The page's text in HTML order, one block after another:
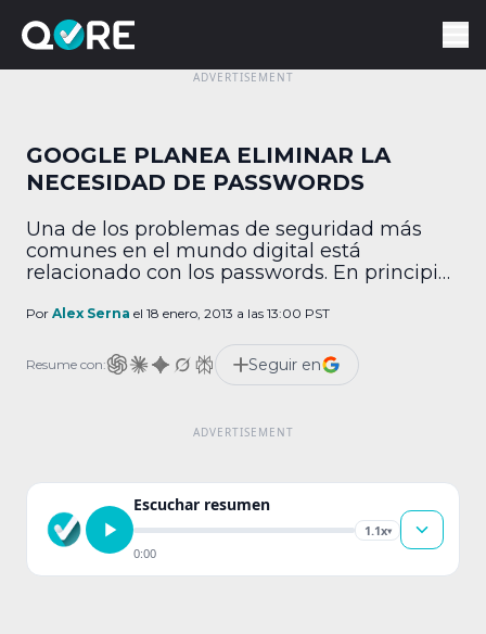
GOOGLE PLANEA ELIMINAR LA
NECESIDAD DE PASSWORDS
Una de los problemas de seguridad más
comunes en el mundo digital está
relacionado con los passwords. En principio,
suficientemente complejo como para evitar
de los servidores invadidos por hackers
porque la contraseña de algún usuario era
Por Alex Serna el 18 enero, 2013 a las 13:00 PST
Resume con: Seguir en
Escuchar resumen
1.1x▾
0:00